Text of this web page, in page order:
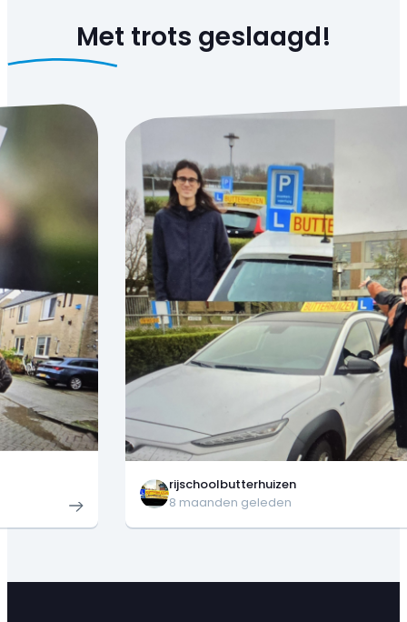
Met trots geslaagd!
rijschoolbutterhuizen
8 maanden geleden